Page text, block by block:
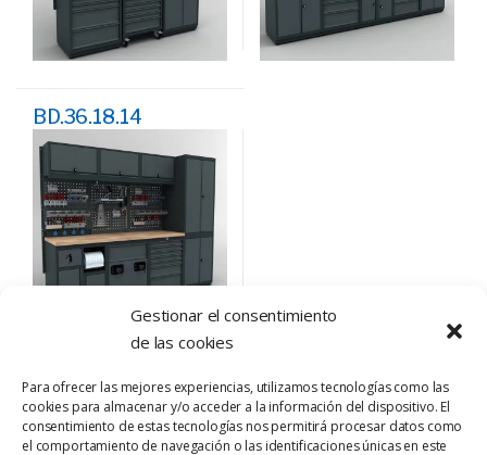
Gestionar el consentimiento
de las cookies
Para ofrecer las mejores experiencias, utilizamos tecnologías como las
cookies para almacenar y/o acceder a la información del dispositivo. El
consentimiento de estas tecnologías nos permitirá procesar datos como
el comportamiento de navegación o las identificaciones únicas en este
BD.36.18.14
Moduline Banco de
Trabajo